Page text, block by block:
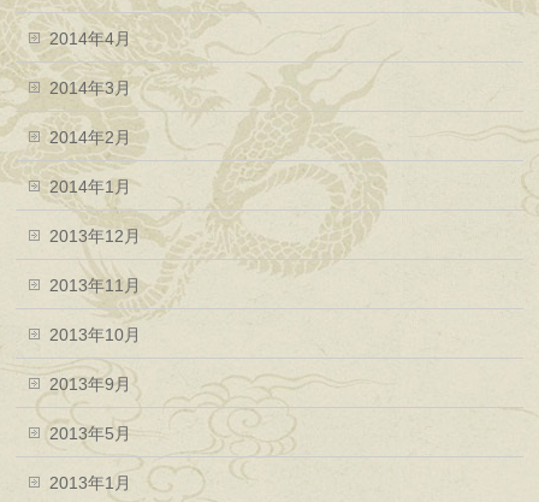
2014年4月
2014年3月
2014年2月
2014年1月
2013年12月
2013年11月
2013年10月
2013年9月
2013年5月
2013年1月